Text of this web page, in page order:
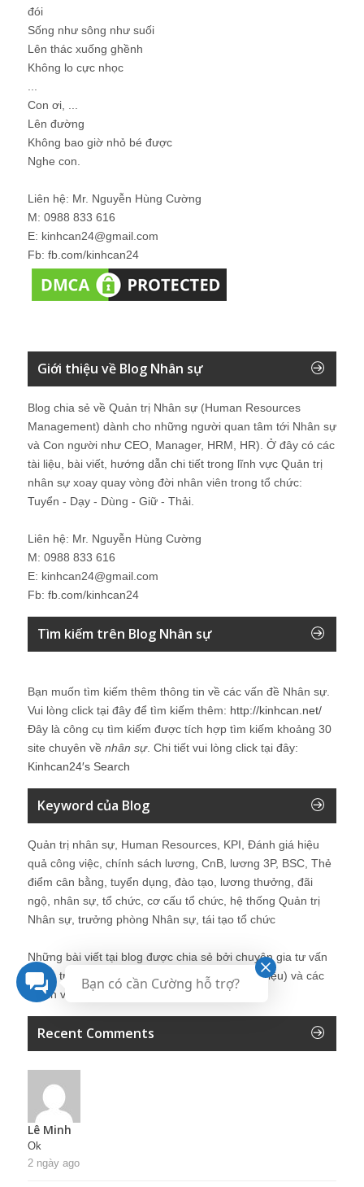
đói
Sống như sông như suối
Lên thác xuống ghềnh
Không lo cực nhọc
Con ơi, ...
Lên đường
Không bao giờ nhỏ bé được
Nghe con.
Liên hệ: Mr. Nguyễn Hùng Cường
M: 0988 833 616
E: kinhcan24@gmail.com
Fb: fb.com/kinhcan24
Giới thiệu về Blog Nhân sự
Blog chia sẻ về Quản trị Nhân sự (Human Resources
Management) dành cho những người quan tâm tới Nhân sự
và Con người như CEO, Manager, HRM, HR). Ở đây có các
tài liệu, bài viết, hướng dẫn chi tiết trong lĩnh vực Quản trị
nhân sự xoay quay vòng đời nhân viên trong tổ chức:
Tuyển - Dạy - Dùng - Giữ - Thải.
Liên hệ: Mr. Nguyễn Hùng Cường
M: 0988 833 616
E: kinhcan24@gmail.com
Fb: fb.com/kinhcan24
Tìm kiếm trên Blog Nhân sự
Bạn muốn tìm kiếm thêm thông tin về các vấn đề Nhân sự
Vui lòng click tại đây để tìm kiếm thêm: http://kinhcan.net/
Đây là công cụ tìm kiếm được tích hợp tìm kiếm khoảng 30
site chuyên về nhân sự. Chi tiết vui lòng click tại đây:
Kinhcan24′s Search
Keyword của Blog
Quản trị nhân sự, Human Resources, KPI, Đánh giá hiệu
quả công việc, chính sách lương, CnB, lương 3P, BSC, Thẻ
điểm cân bằng, tuyển dụng, đào tạo, lương thưởng, đãi
ngộ, nhân sự, tổ chức, cơ cấu tổ chức, hệ thống Quản trị
Nhân sự, trưởng phòng Nhân sự, tái tạo tổ chức
Những bài viết tại blog được chia sẻ bởi chuyên gia tư vấn
Quản trị Nhân sự Nguyễn Hùng Cường (
giới thiệu) và các
thành viên khác trong cộng đồng Nhân sự.
Recent Comments
Lê Minh
Ok
2 ngày ago
Bạn có cần Cường hỗ trợ?